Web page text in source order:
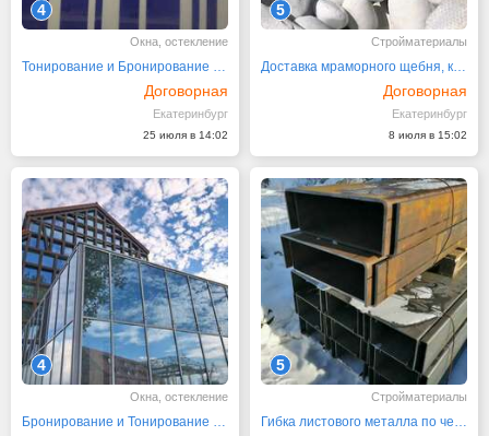
4
Окна, остекление
Тонирование и Бронирование окон перегородок стекол
Договорная
Екатеринбург
25 июля в 14:02
5
Стройматериалы
Доставка мраморного щебня, крошки, песка
Договорная
Екатеринбург
8 июля в 15:02
4
Окна, остекление
Бронирование и Тонирование перегородок окон стекол
5
Стройматериалы
Гибка листового металла по чертежам, ТЗ, образцам